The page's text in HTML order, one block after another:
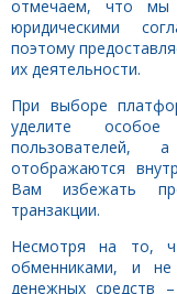
отмечаем, что
юридическими
поэтому
их деятельности.
При выборе
уделите
пользователей,
отображаются
Вам избежать
транзакции.
Несмотря на то,
обменниками, и не
денежных средств